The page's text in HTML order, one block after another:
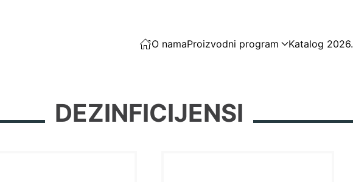
O namaProizvodni program Katalog 2026.
DEZINFICIJENSI